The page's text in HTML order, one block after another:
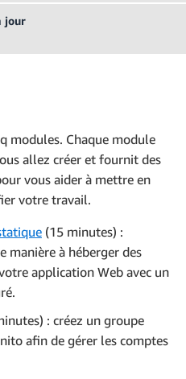
jour
modules. Chaque module
allez créer et fournit des
vous aider à mettre en
votre travail.
(15 minutes) :
manière à héberger des
application Web avec un
: créez un groupe
afin de gérer les comptes